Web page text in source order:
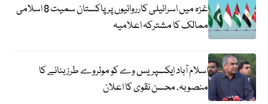
غزہ میں اسرائیلی کارروائیوں پر پاکستان سمیت 8 اسلامی
ممالک کا مشترکہ اعلامیہ
اسلام آباد ایکسپریس وے کو موٹروے طرز بنانے کا
منصوبہ، محسن نقوی کا اعلان